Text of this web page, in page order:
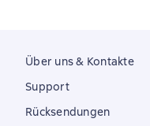
Über uns & Kontakte
Support
Rücksendungen